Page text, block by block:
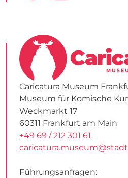
Caricatura Museum
Museum für Komische
Weckmarkt 17
60311 Frankfurt am Main
+49 69 / 212 301 61
Führungsanfragen: